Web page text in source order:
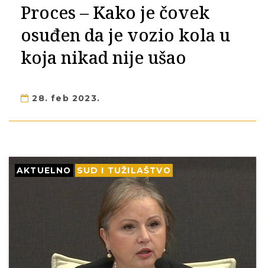
Proces – Kako je čovek
osuđen da je vozio kola u
koja nikad nije ušao
28. feb 2023.
AKTUELNO SUD I TUŽILAŠTVO